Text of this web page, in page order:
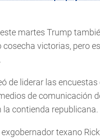
martes Trump
cosecha victorias, pero
de liderar las encuestas
de comunicación
contienda republicana.
texano